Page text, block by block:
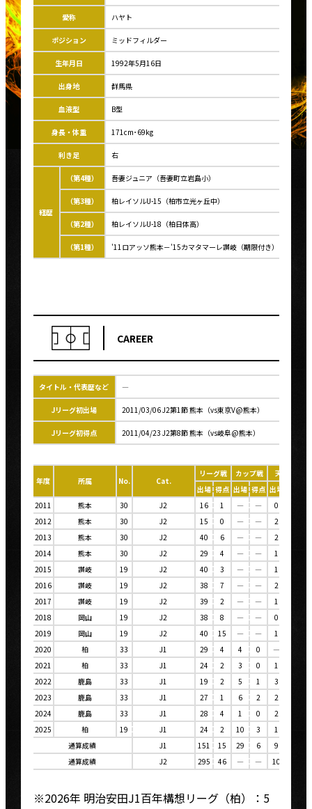
愛称 ハヤト
ポジション ミッドフィルダー
生年月日 1992年5月16日
出身地 群馬県
血液型 B型
身長・体重 171cm･69kg
利き足 右
経歴
（第4種） 吾妻ジュニア（吾妻町立岩島小）
（第3種） 柏レイソルU-15（柏市立光ヶ丘中）
（第2種） 柏レイソルU-18（柏日体高）
（第1種） '11ロアッソ熊本－'15カマタマーレ讃岐（期限付き）－'16カ
CAREER
タイトル・代表歴など ―
Jリーグ初出場 2011/03/06 J2第1節 熊本（vs東京V@熊本）
Jリーグ初得点 2011/04/23 J2第8節 熊本（vs岐阜@熊本）
年度 所属 No. Cat.
リーグ戦 カップ戦
天皇杯
出場 得点 出場 得点 出場
2011
熊本 30 J2 16 1 ― ― 0
2012
熊本 30 J2 15 0 ― ― 2
2013
熊本 30 J2 40 6 ― ― 2
2014
熊本 30 J2 29 4 ― ― 1
2015
讃岐 19 J2 40 3 ― ― 1
2016
讃岐 19 J2 38 7 ― ― 2
2017
讃岐 19 J2 39 2 ― ― 1
2018
岡山 19 J2 38 8 ― ― 0
2019
岡山 19 J2 40 15 ― ― 1
2020
柏 33 J1 29 4 4 0 ―
2021
柏 33 J1 24 2 3 0 1
2022
鹿島 33 J1 19 2 5 1 3
2023
鹿島 33 J1 27 1 6 2 2
2024
鹿島 33 J1 28 4 1 0 2
2025
柏 19 J1 24 2 10 3 1
通算成績
J1 151 15 29 6 9
通算成績
J2 295 46 ― ― 10
※2026年 明治安田J1百年構想リーグ（柏）：5